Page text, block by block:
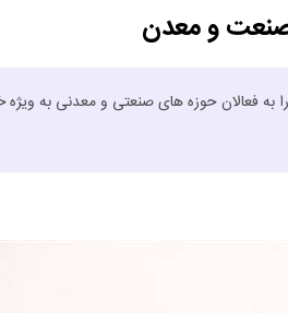
صنعت و معدن
فعالان حوزه های صنعتی و معدنی به ویژه